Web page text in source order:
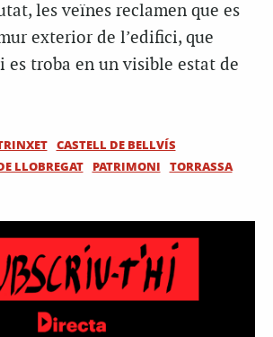
les veïnes reclamen que es
exterior de l’edifici, que
es troba en un visible estat de
CASTELL DE BELLVÍS
LLOBREGAT
PATRIMONI TORRASSA